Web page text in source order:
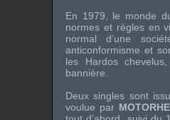
En 1979, le monde
normes et règles en
normal d’une
anticonformisme et
les Hardos
bannière.
Deux singles sont
voulue par